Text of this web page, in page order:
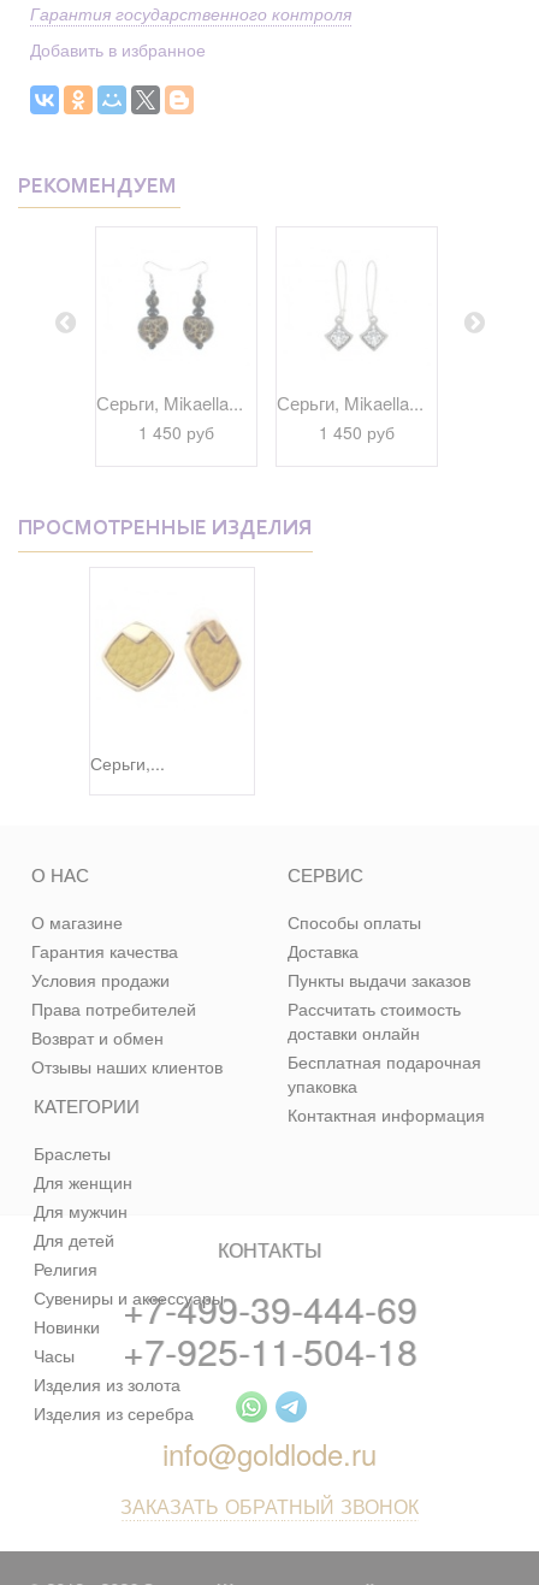
Гарантия государственного контроля
Добавить в избранное
РЕКОМЕНДУЕМ
Серьги, Mikaella...
1 450 руб
Серьги, Mikaella...
1 450 руб
ПРОСМОТРЕННЫЕ ИЗДЕЛИЯ
Серьги,...
КАТЕГОРИИ
Браслеты
Для женщин
Для мужчин
Для детей
Религия
Сувениры и аксессуары
Новинки
Часы
Изделия из золота
Изделия из серебра
О НАС
О магазине
Гарантия качества
Условия продажи
Права потребителей
Возврат и обмен
Отзывы наших клиентов
СЕРВИС
Способы оплаты
Доставка
Пункты выдачи заказов
Рассчитать стоимость
доставки онлайн
Бесплатная подарочная
упаковка
Контактная информация
КОНТАКТЫ
+7-499-39-444-69
+7-925-11-504-18
info@goldlode.ru
ЗАКАЗАТЬ ОБРАТНЫЙ ЗВОНОК